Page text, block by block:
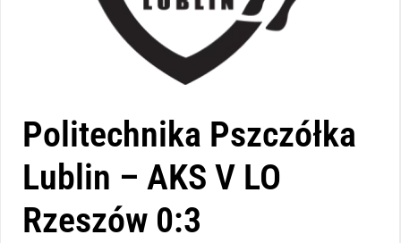
Politechnika Pszczółka
Lublin – AKS V LO
Rzeszów 0:3